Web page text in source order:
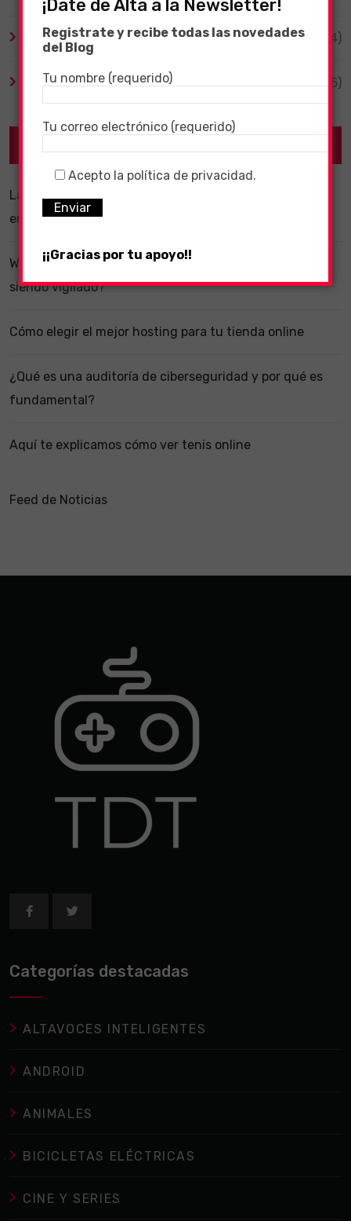
Videojuegos (204)
Virales (55)
La importancia de un software ERP dentro de una
empresa
WhatsApp y la localización en segundo plano: ¿estás
siendo vigilado?
Cómo elegir el mejor hosting para tu tienda online
¿Qué es una auditoría de ciberseguridad y por qué es
fundamental?
Aquí te explicamos cómo ver tenis online
Feed de Noticias
Categorías destacadas
ALTAVOCES INTELIGENTES
ANDROID
ANIMALES
BICICLETAS ELÉCTRICAS
CINE Y SERIES
¡Date de Alta a la Newsletter!
Registrate y recibe todas las novedades
del Blog
Tu nombre (requerido)
Tu correo electrónico (requerido)
Acepto la política de privacidad.
¡¡Gracias por tu apoyo!!